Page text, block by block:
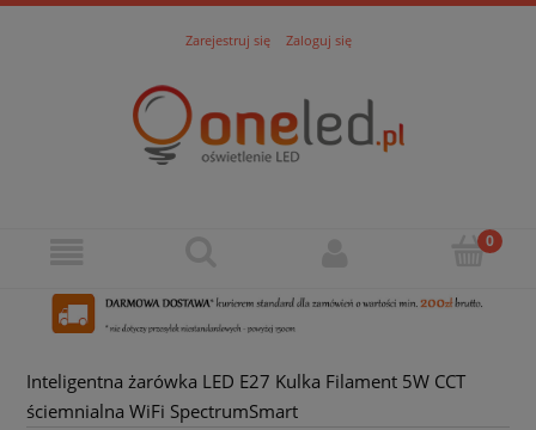
Zarejestruj się Zaloguj się
Inteligentna żarówka LED E27 Kulka Filament 5W CCT
ściemnialna WiFi SpectrumSmart